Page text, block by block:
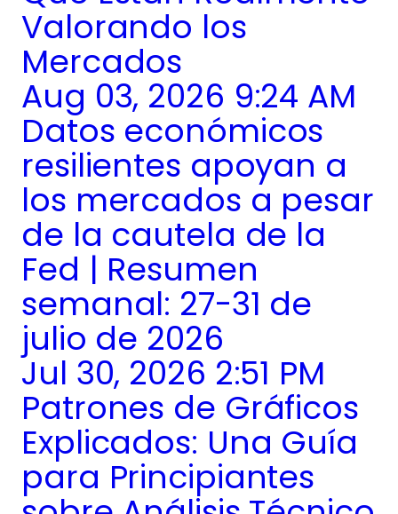
Valorando los
Mercados
Aug 03, 2026 9:24 AM
Datos económicos
resilientes apoyan a
los mercados a pesar
de la cautela de la
Fed | Resumen
semanal: 27-31 de
julio de 2026
Jul 30, 2026 2:51 PM
Patrones de Gráficos
Explicados: Una Guía
para Principiantes